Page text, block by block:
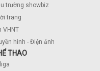
trường showbiz
trang
VHNT
hình - Điện ảnh
THAO